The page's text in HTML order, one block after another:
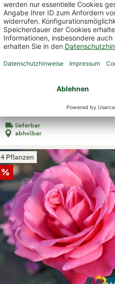
Variante:1 Pflanze
lieferbar
abholbar
4 Pflanzen